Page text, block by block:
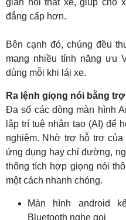
gian nội thất xe, giúp cho
đẳng cấp hơn.
Bên cạnh đó, chúng đều
mang nhiều tính năng ưu
dùng mỗi khi lái xe.
Ra lệnh giọng nói bằng
Đa số các dòng màn hình
lập trí tuệ nhân tạo (AI) để
nghiệm. Nhờ trợ hỗ trợ
ứng dụng hay chỉ đường,
thống tích hợp giọng nói
một cách nhanh chóng.
Màn hình android
Bluetooth nghe gọi